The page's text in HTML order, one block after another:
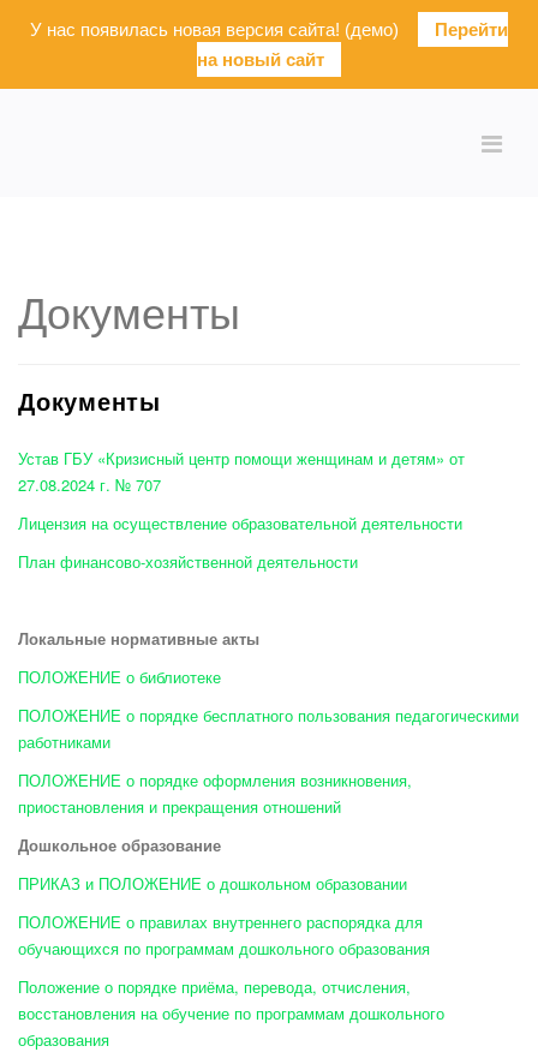
У нас появилась новая версия сайта! (демо)
Перейти
на новый сайт
Документы
Документы
Устав ГБУ «Кризисный центр помощи женщинам и детям» от
27.08.2024 г. № 707
Лицензия на осуществление образовательной деятельности
План финансово-хозяйственной деятельности
Локальные нормативные акты
ПОЛОЖЕНИЕ о библиотеке
ПОЛОЖЕНИЕ о порядке бесплатного пользования педагогическими
работниками
ПОЛОЖЕНИЕ о порядке оформления возникновения,
приостановления и прекращения отношений
Дошкольное образование
ПРИКАЗ и ПОЛОЖЕНИЕ о дошкольном образовании
ПОЛОЖЕНИЕ о правилах внутреннего распорядка для
обучающихся по программам дошкольного образования
Положение о порядке приёма, перевода, отчисления,
восстановления на обучение по программам дошкольного
образования